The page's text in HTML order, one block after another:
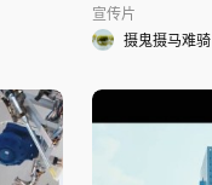
宣传片
摄鬼摄马难骑